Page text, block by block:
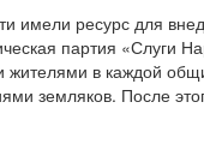
имели ресурс для
партия «Слуги
жителями в каждой
земляков. После